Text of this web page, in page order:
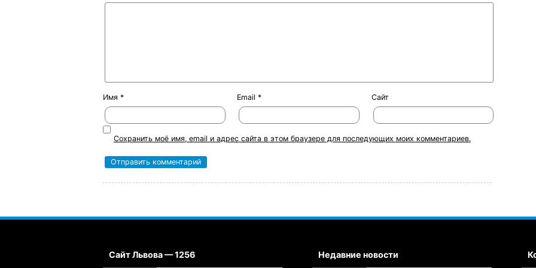
Имя * Email* Сайт
Сохранить моё имя, email и адрес сайта в этом браузере для последующих моих комментариев.
Сайт Львова — 1256 Недавние новости